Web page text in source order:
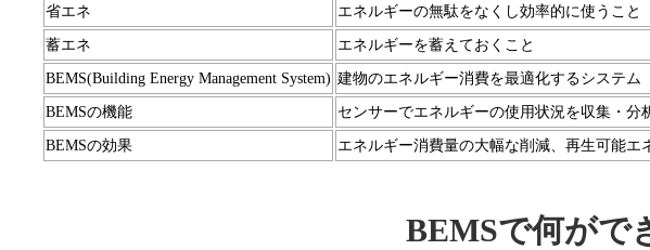
省エネ エネルギーの無駄をなくし効率的に使うこと
蓄エネ エネルギーを蓄えておくこと
BEMS(Building Energy Management System) 建物のエネルギー消費を最適化するシステム
BEMSの機能 センサーでエネルギーの使用状況を収集・分
BEMSの効果 エネルギー消費量の大幅な削減、再生可能
BEMSで何がで